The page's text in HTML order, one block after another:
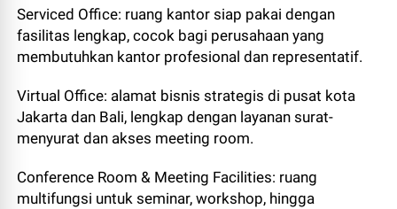
Serviced Office: ruang kantor siap pakai dengan
fasilitas lengkap, cocok bagi perusahaan yang
membutuhkan kantor profesional dan representatif.
Virtual Office: alamat bisnis strategis di pusat kota
Jakarta dan Bali, lengkap dengan layanan surat-
menyurat dan akses meeting room.
Conference Room & Meeting Facilities: ruang
multifungsi untuk seminar, workshop, hingga